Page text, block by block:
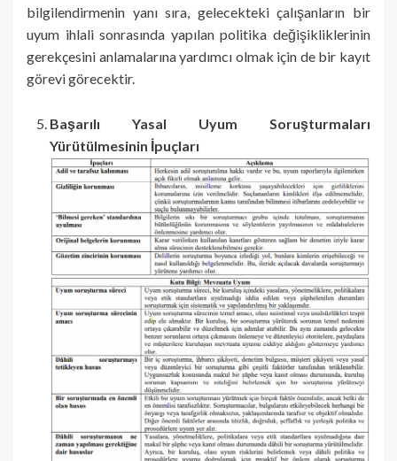
bilgilendirmenin yanı sıra, gelecekteki çalışanların bir
uyum ihlali sonrasında yapılan politika değişikliklerinin
gerekçesini anlamalarına yardımcı olmak için de bir kayıt
görevi görecektir.
Başarılı Yasal Uyum Soruşturmaları
Yürütülmesinin İpuçları